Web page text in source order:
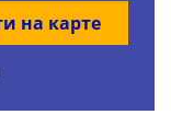
на карте